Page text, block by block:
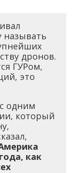
называть
дронов.
ГУРом,
это
одним
который
как